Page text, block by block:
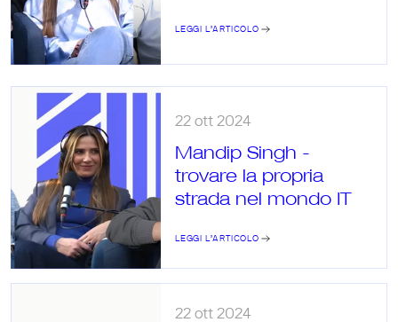
LEGGI L’ARTICOLO
22 ott 2024
Mandip Singh -
trovare la propria
strada nel mondo IT
LEGGI L’ARTICOLO
22 ott 2024